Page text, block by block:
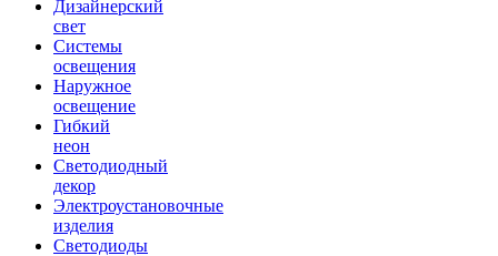
Дизайнерский
свет
Системы
освещения
Наружное
освещение
Гибкий
неон
Светодиодный
декор
Электроустановочные
изделия
Светодиоды